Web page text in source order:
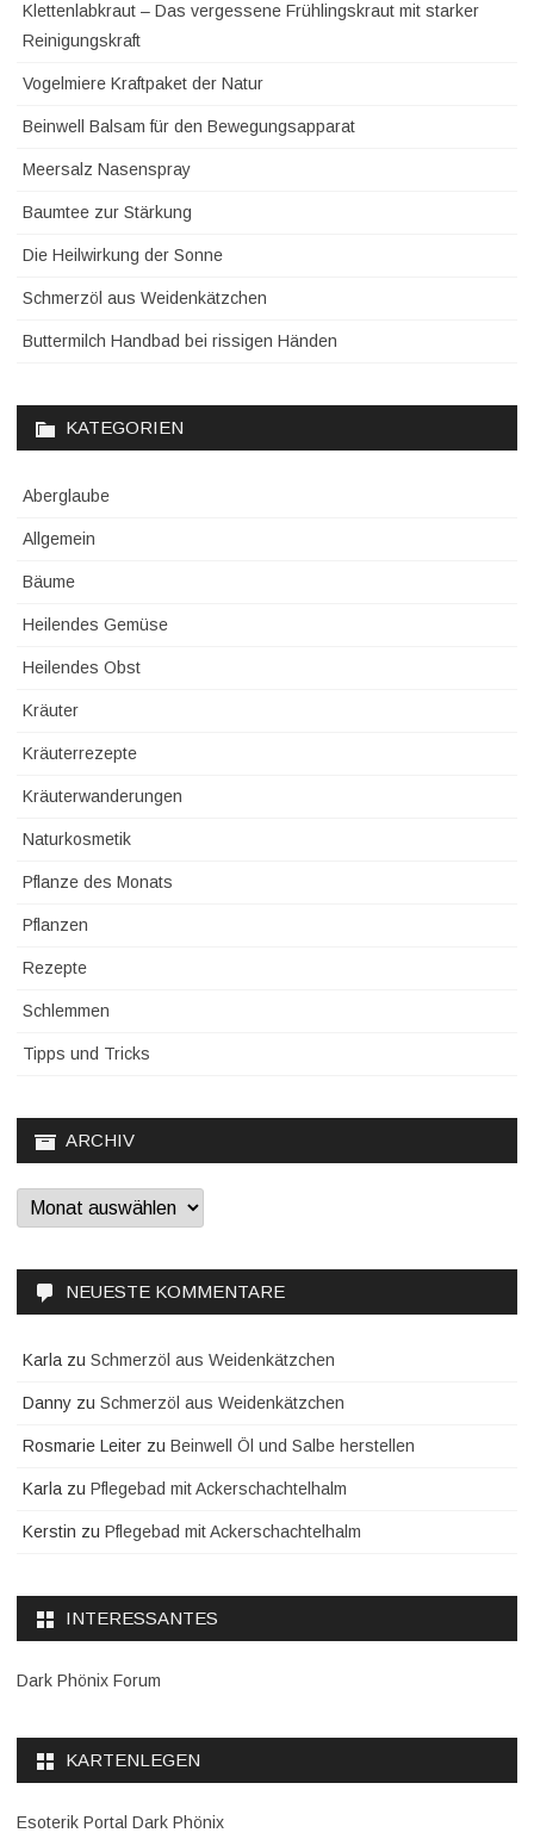
Klettenlabkraut – Das vergessene Frühlingskraut mit starker
Reinigungskraft
Vogelmiere Kraftpaket der Natur
Beinwell Balsam für den Bewegungsapparat
Meersalz Nasenspray
Baumtee zur Stärkung
Die Heilwirkung der Sonne
Schmerzöl aus Weidenkätzchen
Buttermilch Handbad bei rissigen Händen
KATEGORIEN
Aberglaube
Allgemein
Bäume
Heilendes Gemüse
Heilendes Obst
Kräuter
Kräuterrezepte
Kräuterwanderungen
Naturkosmetik
Pflanze des Monats
Pflanzen
Rezepte
Schlemmen
Tipps und Tricks
ARCHIV
Archiv
NEUESTE KOMMENTARE
Karla zu Schmerzöl aus Weidenkätzchen
Danny zu Schmerzöl aus Weidenkätzchen
Rosmarie Leiter zu Beinwell Öl und Salbe herstellen
Karla zu Pflegebad mit Ackerschachtelhalm
Kerstin zu Pflegebad mit Ackerschachtelhalm
INTERESSANTES
Dark Phönix Forum
KARTENLEGEN
Esoterik Portal Dark Phönix